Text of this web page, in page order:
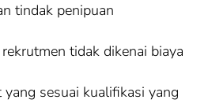
tindak penipuan
tidak dikenai biaya
yang sesuai kualifikasi yang